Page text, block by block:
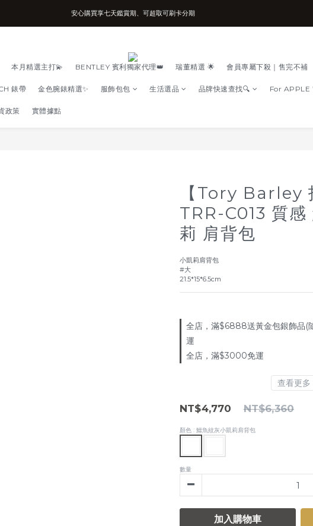
台南實體店面、兩年機芯保固、開立發票
安心購買享七天鑑賞期、可超取可刷卡分期
本月精選主打💫 BENTLEY 賓利獨家代理👑 瑞董精選 🌟 會員專屬下殺｜售完不補
錶帶 金色腕錶精選✨ 服飾包包 生活選品 品牌快速查找🔍 For APPLE
政策 實體據點
【Tory Barley
TRR-C013 質感
莉 肩背包
小凱莉肩背包
#大
21.5*15*6.5cm
全店，滿$6888送黃金包銀飾品(
運
全店，滿$3000免運
查看更多
NT$4,770 NT$6,360
顏色 : 鱷魚紋灰小凱莉肩背包
數量
加入購物車